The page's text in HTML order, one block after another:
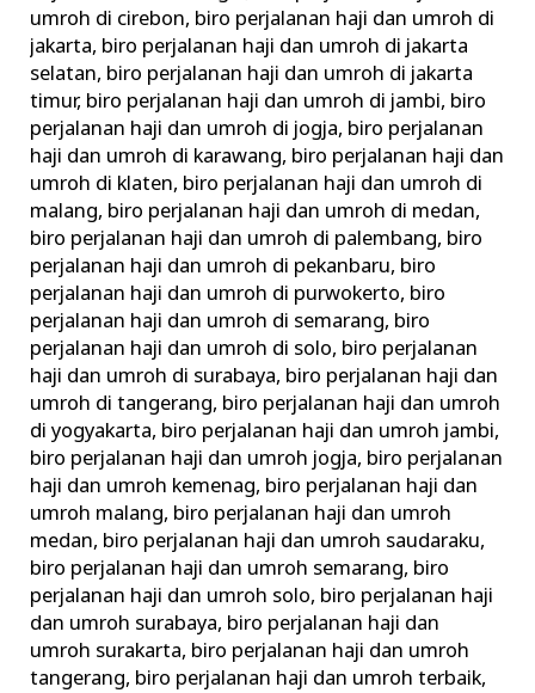
umroh di cirebon, biro perjalanan haji dan umroh di
jakarta, biro perjalanan haji dan umroh di jakarta
selatan, biro perjalanan haji dan umroh di jakarta
timur, biro perjalanan haji dan umroh di jambi, biro
perjalanan haji dan umroh di jogja, biro perjalanan
haji dan umroh di karawang, biro perjalanan haji dan
umroh di klaten, biro perjalanan haji dan umroh di
malang, biro perjalanan haji dan umroh di medan,
biro perjalanan haji dan umroh di palembang, biro
perjalanan haji dan umroh di pekanbaru, biro
perjalanan haji dan umroh di purwokerto, biro
perjalanan haji dan umroh di semarang, biro
perjalanan haji dan umroh di solo, biro perjalanan
haji dan umroh di surabaya, biro perjalanan haji dan
umroh di tangerang, biro perjalanan haji dan umroh
di yogyakarta, biro perjalanan haji dan umroh jambi,
biro perjalanan haji dan umroh jogja, biro perjalanan
haji dan umroh kemenag, biro perjalanan haji dan
umroh malang, biro perjalanan haji dan umroh
medan, biro perjalanan haji dan umroh saudaraku,
biro perjalanan haji dan umroh semarang, biro
perjalanan haji dan umroh solo, biro perjalanan haji
dan umroh surabaya, biro perjalanan haji dan
umroh surakarta, biro perjalanan haji dan umroh
tangerang, biro perjalanan haji dan umroh terbaik,